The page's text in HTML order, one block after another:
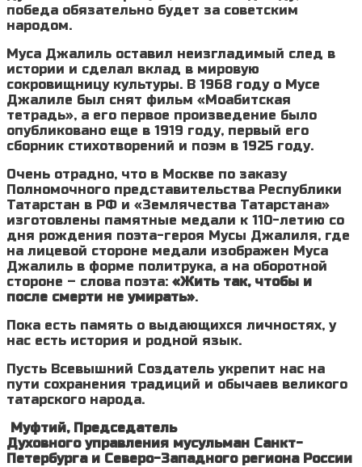
победа обязательно будет за советским
народом.
Муса Джалиль оставил неизгладимый след в
истории и сделал вклад в мировую
сокровищницу культуры. В 1968 году о Мусе
Джалиле был снят фильм «Моабитская
тетрадь», а его первое произведение было
опубликовано еще в 1919 году, первый его
сборник стихотворений и поэм в 1925 году.
Очень отрадно, что в Москве по заказу
Полномочного представительства Республики
Татарстан в РФ и «Землячества Татарстана»
изготовлены памятные медали к 110-летию со
дня рождения поэта-героя Мусы Джалиля, где
на лицевой стороне медали изображен Муса
Джалиль в форме политрука, а на оборотной
стороне – слова поэта: «Жить так, чтобы и
после смерти не умирать».
Пока есть память о выдающихся личностях, у
нас есть история и родной язык.
Пусть Всевышний Создатель укрепит нас на
пути сохранения традиций и обычаев великого
татарского народа.
Муфтий, Председатель
Духовного управления мусульман Санкт-
Петербурга и Северо-Западного региона России